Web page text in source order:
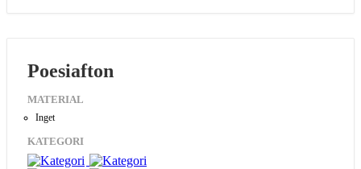
Poesiafton
MATERIAL
Inget
KATEGORI